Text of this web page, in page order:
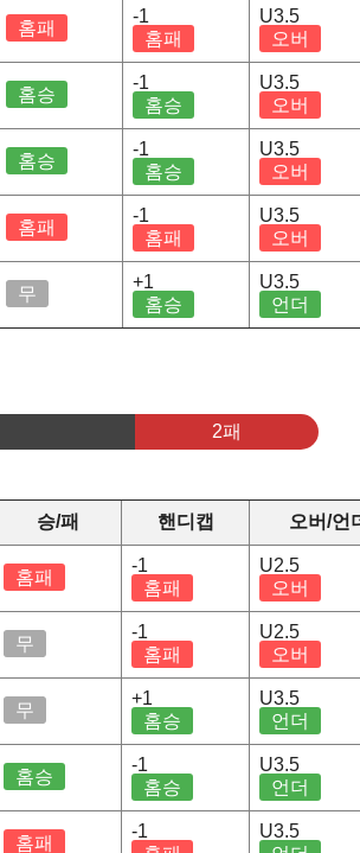
홈패
-1
홈패
U3.5
오버
홈승
-1
홈승
U3.5
오버
홈승
-1
홈승
U3.5
오버
홈패
-1
홈패
U3.5
오버
무
+1
홈승
U3.5
언더
2패
승/패 핸디캡 오버/언
홈패
-1
홈패
U2.5
오버
무
-1
홈패
U2.5
오버
무
+1
홈승
U3.5
언더
홈승
-1
홈승
U3.5
언더
홈패
-1
U3.5